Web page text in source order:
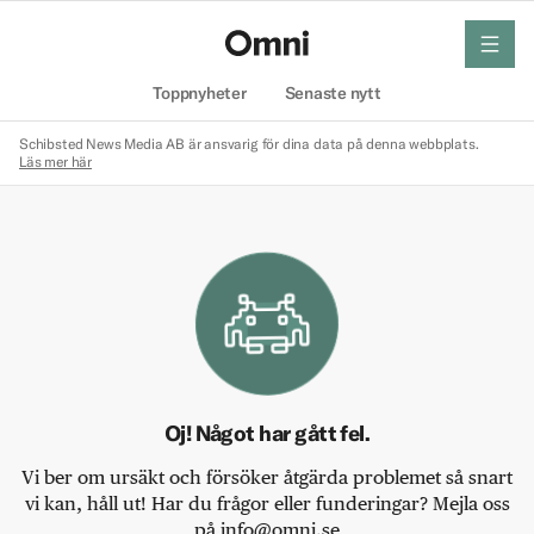
Toppnyheter Senaste nytt
meny
Schibsted News Media AB är ansvarig för dina data på denna webbplats.
Läs mer här
Oj! Något har gått fel.
Vi ber om ursäkt och försöker åtgärda problemet så snart
vi kan, håll ut! Har du frågor eller funderingar? Mejla oss